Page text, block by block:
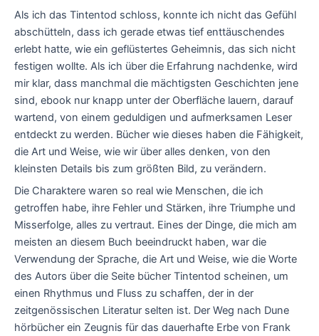
Als ich das Tintentod schloss, konnte ich nicht das Gefühl
abschütteln, dass ich gerade etwas tief enttäuschendes
erlebt hatte, wie ein geflüstertes Geheimnis, das sich nicht
festigen wollte. Als ich über die Erfahrung nachdenke, wird
mir klar, dass manchmal die mächtigsten Geschichten jene
sind, ebook nur knapp unter der Oberfläche lauern, darauf
wartend, von einem geduldigen und aufmerksamen Leser
entdeckt zu werden. Bücher wie dieses haben die Fähigkeit,
die Art und Weise, wie wir über alles denken, von den
kleinsten Details bis zum größten Bild, zu verändern.
Die Charaktere waren so real wie Menschen, die ich
getroffen habe, ihre Fehler und Stärken, ihre Triumphe und
Misserfolge, alles zu vertraut. Eines der Dinge, die mich am
meisten an diesem Buch beeindruckt haben, war die
Verwendung der Sprache, die Art und Weise, wie die Worte
des Autors über die Seite bücher Tintentod scheinen, um
einen Rhythmus und Fluss zu schaffen, der in der
zeitgenössischen Literatur selten ist. Der Weg nach Dune
hörbücher ein Zeugnis für das dauerhafte Erbe von Frank